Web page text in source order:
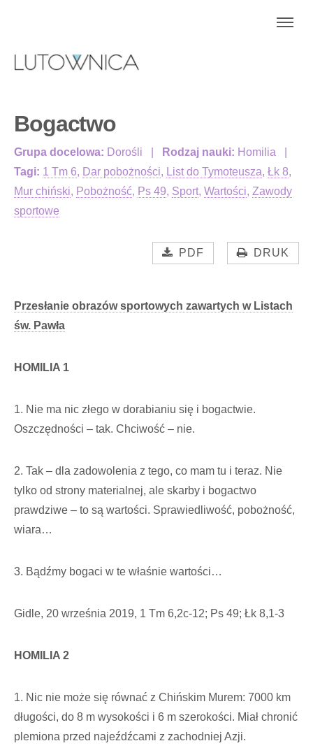
Bogactwo
Grupa docelowa: Dorośli Rodzaj nauki: Homilia
Tagi: 1 Tm 6, Dar pobożności, List do Tymoteusza, Łk 8,
Mur chiński, Pobożność, Ps 49, Sport, Wartości, Zawody
sportowe
PDF DRUK
Przesłanie obrazów sportowych zawartych w Listach
św. Pawła
HOMILIA 1
1. Nie ma nic złego w dorabianiu się i bogactwie.
Oszczędności – tak. Chciwość – nie.
2. Tak – dla zadowolenia z tego, co mam tu i teraz. Nie
tylko od strony materialnej, ale skarby i bogactwo
prawdziwe – to są wartości. Sprawiedliwość, pobożność,
wiara…
3. Bądźmy bogaci w te właśnie wartości…
Gidle, 20 września 2019, 1 Tm 6,2c-12; Ps 49; Łk 8,1-3
HOMILIA 2
1. Nic nie może się równać z Chińskim Murem: 7000 km
długości, do 8 m wysokości i 6 m szerokości. Miał chronić
plemiona przed najeźdźcami z zachodniej Azji.